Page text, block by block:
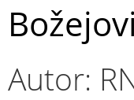
Autor: